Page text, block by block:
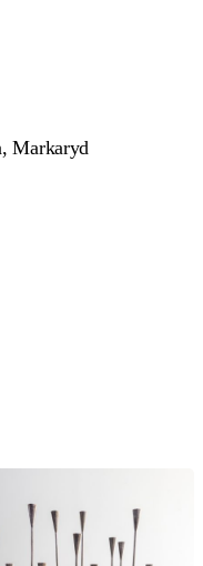
Markaryd